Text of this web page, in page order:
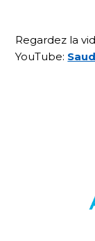
Regardez la
YouTube: